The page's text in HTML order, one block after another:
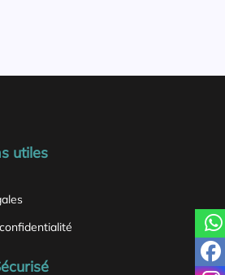
utiles